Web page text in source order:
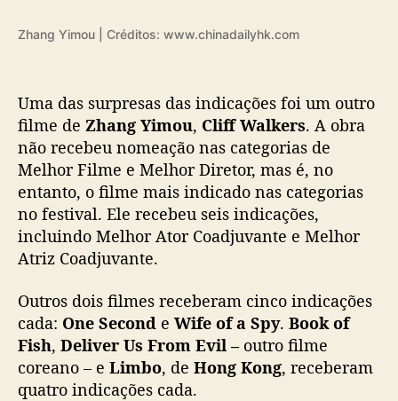
Zhang Yimou | Créditos: www.chinadailyhk.com
Uma das surpresas das indicações foi um outro
filme de Zhang Yimou, Cliff Walkers. A obra
não recebeu nomeação nas categorias de
Melhor Filme e Melhor Diretor, mas é, no
entanto, o filme mais indicado nas categorias
no festival. Ele recebeu seis indicações,
incluindo Melhor Ator Coadjuvante e Melhor
Atriz Coadjuvante.
Outros dois filmes receberam cinco indicações
cada: One Second e Wife of a Spy. Book of
Fish, Deliver Us From Evil – outro filme
coreano – e Limbo, de Hong Kong, receberam
quatro indicações cada.